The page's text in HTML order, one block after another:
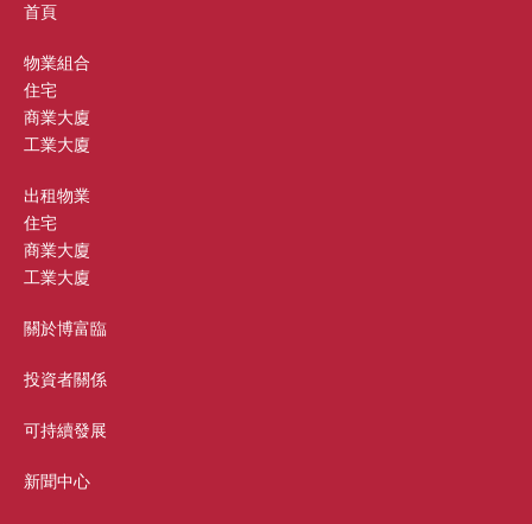
首頁
物業組合
住宅
商業大廈
工業大廈
出租物業
住宅
商業大廈
工業大廈
關於博富臨
投資者關係
可持續發展
新聞中心